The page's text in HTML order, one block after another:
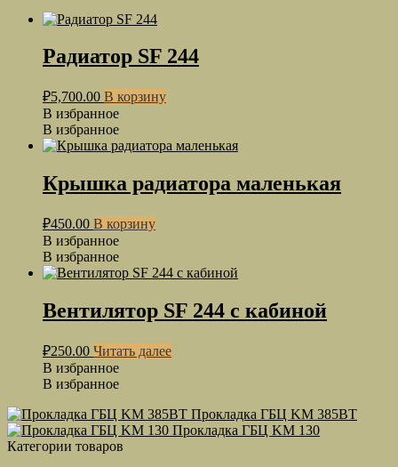
Радиатор SF 244
₽5,700.00 В корзину
В избранное
В избранное
Крышка радиатора маленькая
₽450.00 В корзину
В избранное
В избранное
Вентилятор SF 244 с кабиной
₽250.00 Читать далее
В избранное
В избранное
Прокладка ГБЦ KM 385ВТ
Прокладка ГБЦ KM 130
Категории товаров